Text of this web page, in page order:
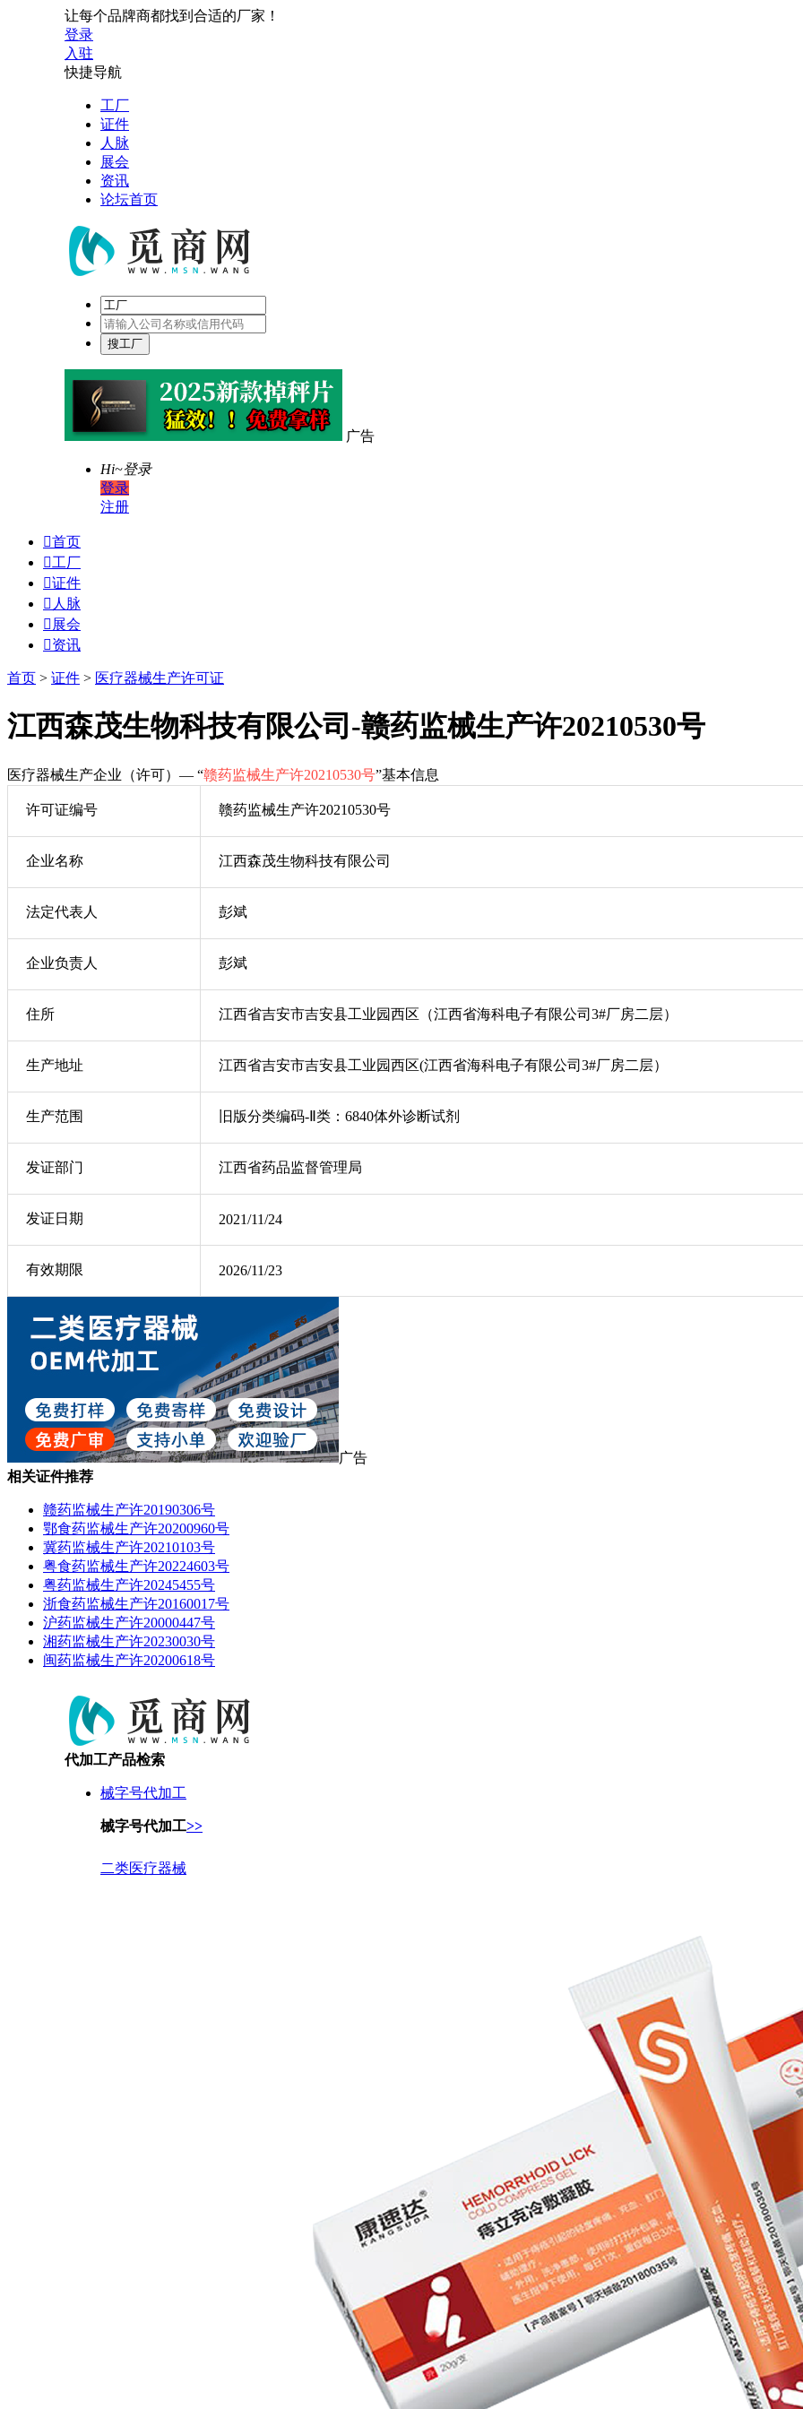
让每个品牌商都找到合适的厂家！
登录
入驻
快捷导航
工厂
证件
人脉
展会
资讯
论坛首页
广告
Hi~登录
登录
注册
首页
工厂
证件
 人脉
 展会
资讯
首页 > 证件 > 医疗器械生产许可证
江西森茂生物科技有限公司-赣药监械生产许20210530号
医疗器械生产企业（许可）— “赣药监械生产许20210530号”基本信息
许可证编号 赣药监械生产许20210530号
企业名称 江西森茂生物科技有限公司
法定代表人 彭斌
企业负责人 彭斌
住所 江西省吉安市吉安县工业园西区（江西省海科电子有限公司3#厂房二层）
生产地址 江西省吉安市吉安县工业园西区(江西省海科电子有限公司3#厂房二层）
生产范围 旧版分类编码-Ⅱ类：6840体外诊断试剂
发证部门 江西省药品监督管理局
发证日期 2021/11/24
有效期限 2026/11/23
广告
相关证件推荐
赣药监械生产许20190306号
鄂食药监械生产许20200960号
冀药监械生产许20210103号
粤食药监械生产许20224603号
粤药监械生产许20245455号
浙食药监械生产许20160017号
沪药监械生产许20000447号
湘药监械生产许20230030号
闽药监械生产许20200618号
代加工产品检索
械字号代加工
械字号代加工>>
二类医疗器械